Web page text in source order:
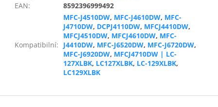
EAN: 8592396999492
Kompatibilní:
MFC-J4510DW, MFC-J4610DW, MFC-
J4710DW, DCPJ4110DW, MFCJ4410DW,
MFCJ4510DW, MFCJ4610DW, MFC-
J4410DW, MFC-J6520DW, MFC-J6720DW,
MFC-J6920DW, MFCJ4710DW | LC-
127XLBK, LC127XLBK, LC-129XLBK,
LC129XLBK
Z